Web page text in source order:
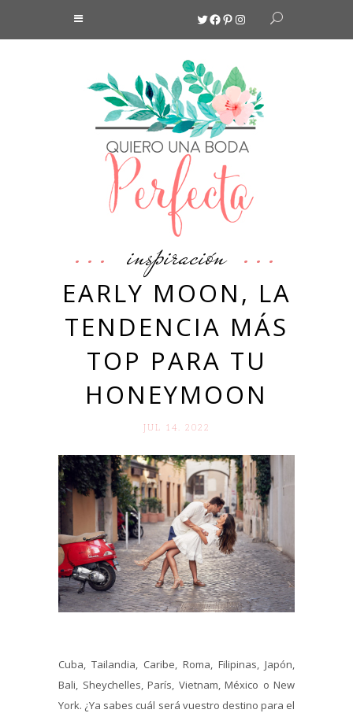
Twitter
Facebook
Pinterest
Instagram
inspiración
EARLY MOON, LA
TENDENCIA MÁS
TOP PARA TU
HONEYMOON
JUL 14. 2022
Cuba, Tailandia, Caribe, Roma, Filipinas, Japón,
Bali, Sheychelles, París, Vietnam, México o New
York. ¿Ya sabes cuál será vuestro destino para el